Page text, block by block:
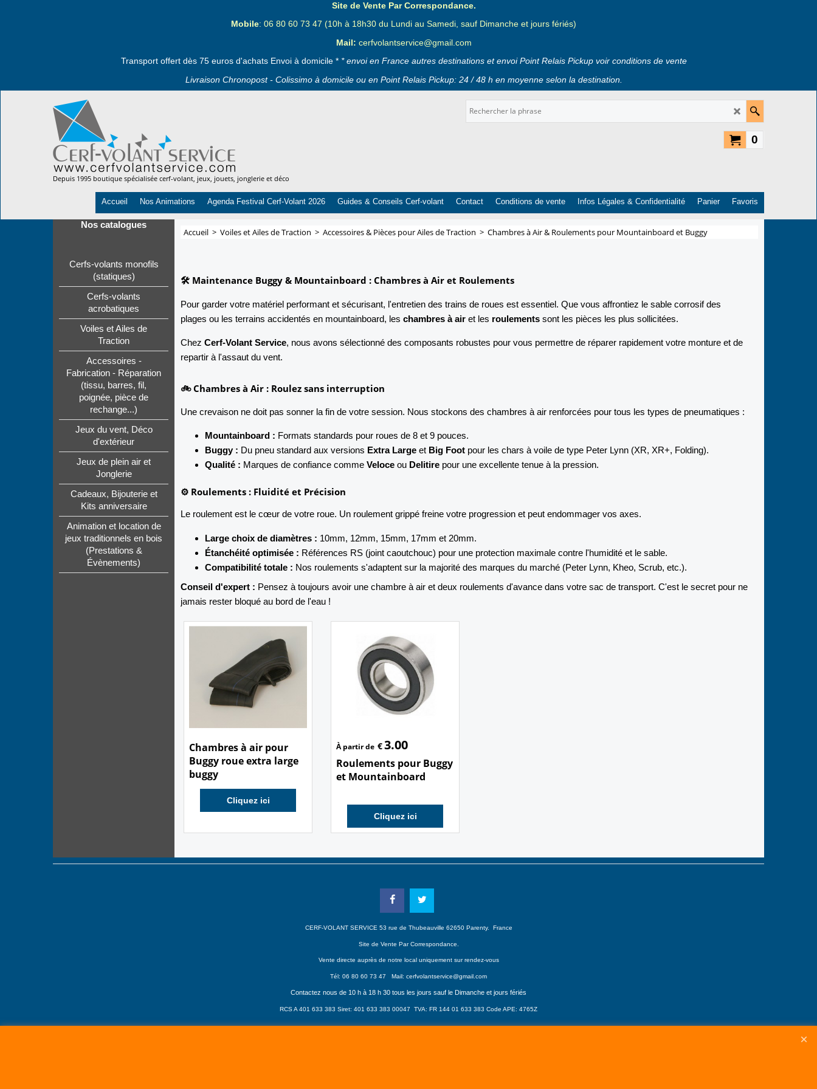
Site de Vente Par Correspondance.
Mobile: 06 80 60 73 47 (10h à 18h30 du Lundi au Samedi, sauf Dimanche et jours fériés)
Mail: cerfvolantservice@gmail.com
Transport offert dès 75 euros d'achats Envoi à domicile * * envoi en France autres destinations et envoi Point Relais Pickup voir conditions de vente
Livraison Chronopost - Colissimo à domicile ou en Point Relais Pickup: 24 / 48 h en moyenne selon la destination.
Depuis 1995 boutique spécialisée cerf-volant, jeux, jouets, jonglerie et déco
0
Accueil Nos Animations Agenda Festival Cerf-Volant 2026 Guides & Conseils Cerf-volant Contact Conditions de vente Infos Légales & Confidentialité Panier Favoris
Nos catalogues
Cerfs-volants monofils
(statiques)
Cerfs-volants
acrobatiques
Voiles et Ailes de
Traction
Accessoires -
Fabrication - Réparation
(tissu, barres, fil,
poignée, pièce de
rechange...)
Jeux du vent, Déco
d'extérieur
Jeux de plein air et
Jonglerie
Cadeaux, Bijouterie et
Kits anniversaire
Animation et location de
jeux traditionnels en bois
(Prestations &
Évènements)
Accueil > Voiles et Ailes de Traction > Accessoires & Pièces pour Ailes de Traction > Chambres à Air & Roulements pour Mountainboard et Buggy
🛠️ Maintenance Buggy & Mountainboard : Chambres à Air et Roulements
Pour garder votre matériel performant et sécurisant, l'entretien des trains de roues est essentiel. Que vous affrontiez le sable corrosif des
plages ou les terrains accidentés en mountainboard, les chambres à air et les roulements sont les pièces les plus sollicitées.
Chez Cerf-Volant Service, nous avons sélectionné des composants robustes pour vous permettre de réparer rapidement votre monture et de
repartir à l'assaut du vent.
🚲 Chambres à Air : Roulez sans interruption
Une crevaison ne doit pas sonner la fin de votre session. Nous stockons des chambres à air renforcées pour tous les types de pneumatiques :
Mountainboard : Formats standards pour roues de 8 et 9 pouces.
Buggy : Du pneu standard aux versions Extra Large et Big Foot pour les chars à voile de type Peter Lynn (XR, XR+, Folding).
Qualité : Marques de confiance commeVeloce ou Delitire pour une excellente tenue à la pression.
⚙️ Roulements : Fluidité et Précision
Le roulement est le cœur de votre roue. Un roulement grippé freine votre progression et peut endommager vos axes.
Large choix de diamètres : 10mm, 12mm, 15mm, 17mm et 20mm.
Étanchéité optimisée : Références RS (joint caoutchouc) pour une protection maximale contre l'humidité et le sable.
Compatibilité totale : Nos roulements s'adaptent sur la majorité des marques du marché (Peter Lynn, Kheo, Scrub, etc.).
Conseil d'expert : Pensez à toujours avoir une chambre à air et deux roulements d'avance dans votre sac de transport. C'est le secret pour ne
jamais rester bloqué au bord de l'eau !
Chambres à air pour
Buggy roue extra large
buggy
Cliquez ici
À partir de €3.00
Roulements pour Buggy
et Mountainboard
Cliquez ici
CERF-VOLANT SERVICE 53 rue de Thubeauville 62650 Parenty. France
Site de Vente Par Correspondance.
Vente directe auprès de notre local uniquement sur rendez-vous
Tél: 06 80 60 73 47 Mail: cerfvolantservice@gmail.com
Contactez nous de 10 h à 18 h 30 tous les jours sauf le Dimanche et jours fériés
RCS A 401 633 383 Siret: 401 633 383 00047 TVA: FR 144 01 633 383 Code APE: 4765Z